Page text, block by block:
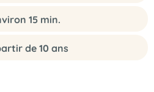
15 min.
de 10 ans